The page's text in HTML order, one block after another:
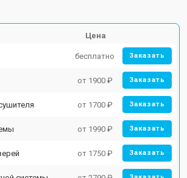
Цена
бесплатно Заказать
от 1900 ₽ Заказать
от 1700 ₽ Заказать
от 1990 ₽ Заказать
от 1750 ₽ Заказать